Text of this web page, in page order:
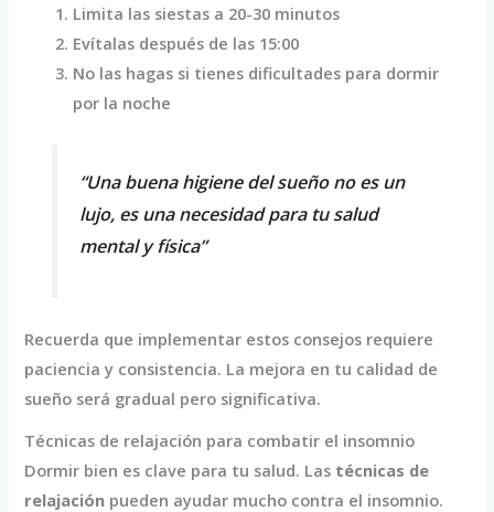
Limita las siestas a 20-30 minutos
Evítalas después de las 15:00
No las hagas si tienes dificultades para dormir
por la noche
“Una buena higiene del sueño no es un
lujo, es una necesidad para tu salud
mental y física”
Recuerda que implementar estos consejos requiere
paciencia y consistencia. La mejora en tu calidad de
sueño será gradual pero significativa.
Técnicas de relajación para combatir el insomnio
Dormir bien es clave para tu salud. Las técnicas de
relajación pueden ayudar mucho contra el insomnio.